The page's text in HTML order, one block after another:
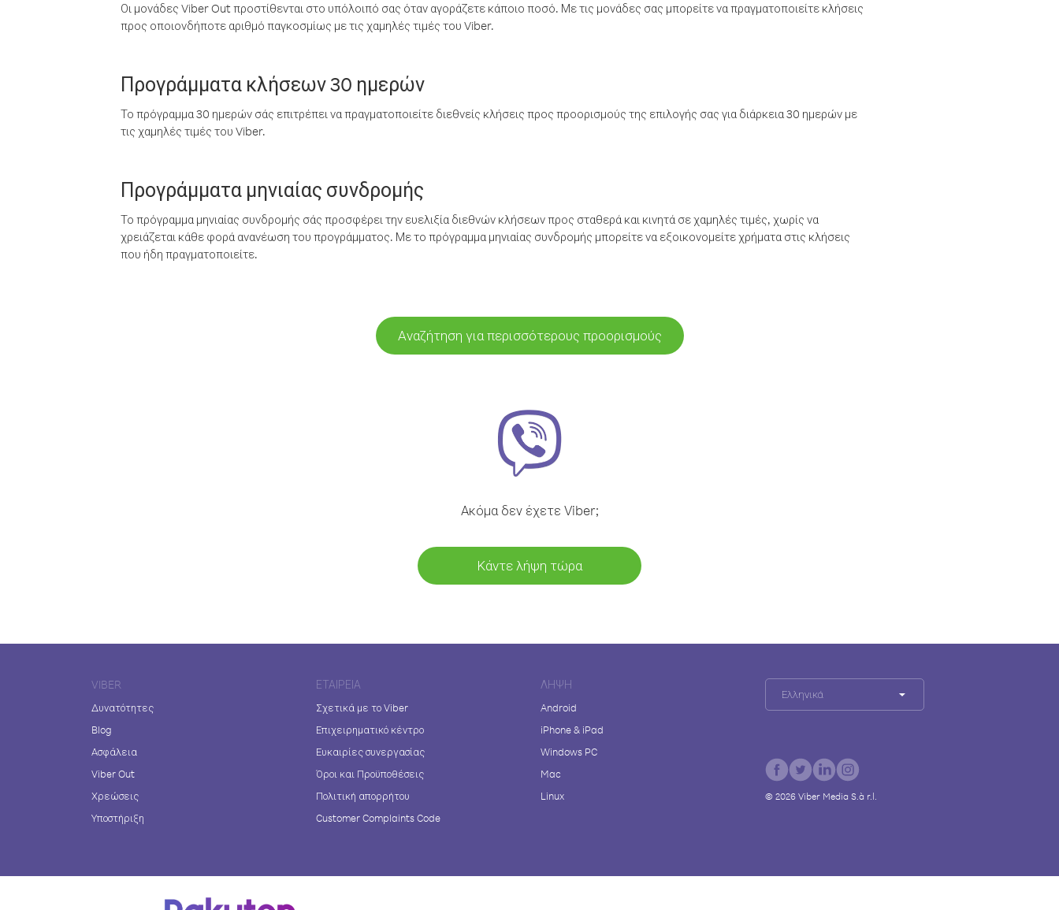
Οι μονάδες Viber Out προστίθενται στο υπόλοιπό σας όταν αγοράζετε κάποιο ποσό. Με τις μονάδες σας μπορείτε να πραγματοποιείτε κλήσεις
προς οποιονδήποτε αριθμό παγκοσμίως με τις χαμηλές τιμές του Viber.
Προγράμματα κλήσεων 30 ημερών
Το πρόγραμμα 30 ημερών σάς επιτρέπει να πραγματοποιείτε διεθνείς κλήσεις προς προορισμούς της επιλογής σας για διάρκεια 30 ημερών με
τις χαμηλές τιμές του Viber.
Προγράμματα μηνιαίας συνδρομής
Το πρόγραμμα μηνιαίας συνδρομής σάς προσφέρει την ευελιξία διεθνών κλήσεων προς σταθερά και κινητά σε χαμηλές τιμές, χωρίς να
χρειάζεται κάθε φορά ανανέωση του προγράμματος. Με το πρόγραμμα μηνιαίας συνδρομής μπορείτε να εξοικονομείτε χρήματα στις κλήσεις
που ήδη πραγματοποιείτε.
Αναζήτηση για περισσότερους προορισμούς
Ακόμα δεν έχετε Viber;
Κάντε λήψη τώρα
VIBER
Δυνατότητες
Blog
Ασφάλεια
Viber Out
Χρεώσεις
Υποστήριξη
ΕΤΑΙΡΕΊΑ
Σχετικά με το Viber
Επιχειρηματικό κέντρο
Ευκαιρίες συνεργασίας
Όροι και Προϋποθέσεις
Πολιτική απορρήτου
Customer Complaints Code
ΛΉΨΗ
Android
iPhone & iPad
Windows PC
Mac
Linux
Ελληνικά
© 2026 Viber Media S.à r.l.